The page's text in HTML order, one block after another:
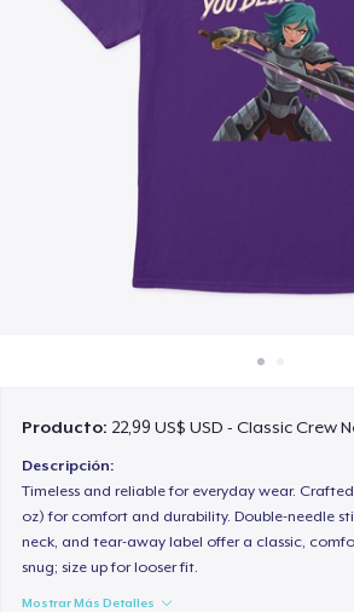
Venda en todas partes
Venda lo que sea
Producto: 22,99 US$ USD - Classic Crew
Descripción:
Timeless and reliable for everyday wear.
oz) for comfort and durability. Double-needle
neck, and tear-away label offer a classic,
snug; size up for looser fit.
Mostrar Más Detalles